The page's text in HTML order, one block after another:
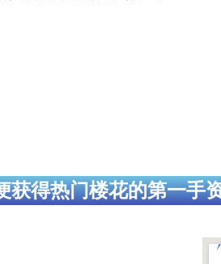
获得热门楼花的第一手